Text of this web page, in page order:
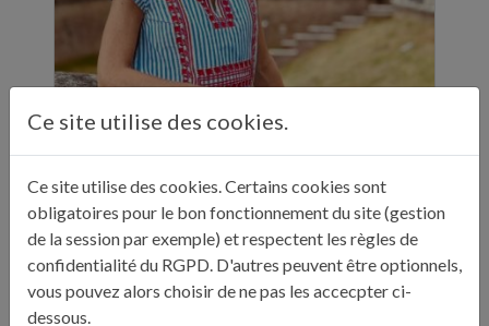
"Sur ses réseaux, Julie Andrieu nous emmène
en Italie pendant cinq semaines à la
découverte de différentes villes. Entre
adresses culturelles, musées, ...
Ce site utilise des cookies.
Ce site utilise des cookies. Certains cookies sont
obligatoires pour le bon fonctionnement du site (gestion
de la session par exemple) et respectent les règles de
confidentialité du RGPD. D'autres peuvent être optionnels,
vous pouvez alors choisir de ne pas les accecpter ci-
dessous.